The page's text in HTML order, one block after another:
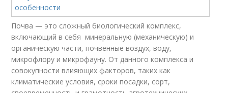
Почва — это сложный биологический комплекс,
включающий в себя минеральную (механическую) и
органическую части, почвенные воздух, воду,
микрофлору и микрофауну. От данного комплекса и
совокупности влияющих факторов, таких как
климатические условия, сроки посадки, сорт,